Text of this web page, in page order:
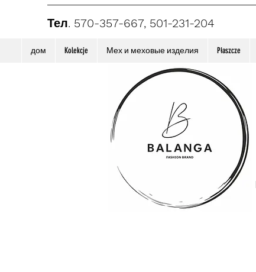
Тел. 570-357-667, 501-231-204
дом Kolekcje Мех и меховые изделия Płaszcze